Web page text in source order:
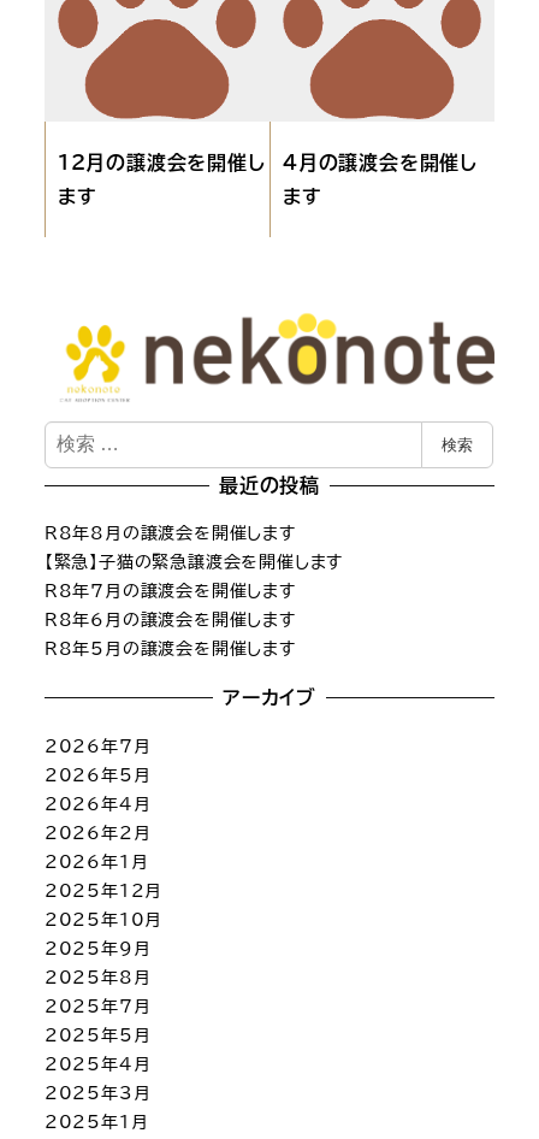
12月の譲渡会を開催し
ます
4月の譲渡会を開催し
ます
検
索
検索
最近の投稿
R8年8月の譲渡会を開催します
【緊急】子猫の緊急譲渡会を開催します
R8年7月の譲渡会を開催します
R8年6月の譲渡会を開催します
R8年5月の譲渡会を開催します
アーカイブ
2026年7月
2026年5月
2026年4月
2026年2月
2026年1月
2025年12月
2025年10月
2025年9月
2025年8月
2025年7月
2025年5月
2025年4月
2025年3月
2025年1月